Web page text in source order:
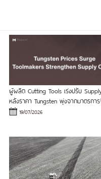
ผู้ผลิต Cutting Tools เร่งปรับ
หลังราคา Tungsten พุ่งจากมาตรกา
19/07/2026